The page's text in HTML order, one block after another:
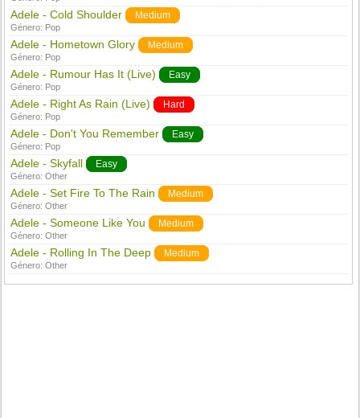
Adele - Cold Shoulder Medium
Género: Pop
Adele - Hometown Glory Medium
Género: Pop
Adele - Rumour Has It (Live) Easy
Género: Pop
Adele - Right As Rain (Live) Hard
Género: Pop
Adele - Don't You Remember Easy
Género: Pop
Adele - Skyfall Easy
Género:Other
Adele - Set Fire To The Rain Medium
Género:Other
Adele - Someone Like You Medium
Género:Other
Adele - Rolling In The Deep Medium
Género:Other